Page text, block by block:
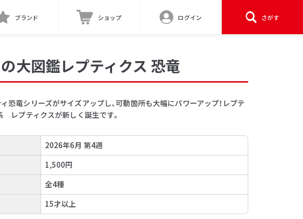
ブランド ショップ ログイン さがす
大図鑑レプティクス 恐竜
恐竜シリーズがサイズアップし、可動箇所も大幅にパワーアップ！レプテ
レプティクスが新しく誕生です。
2026年6月 第4週
1,500円
全4種
15才以上